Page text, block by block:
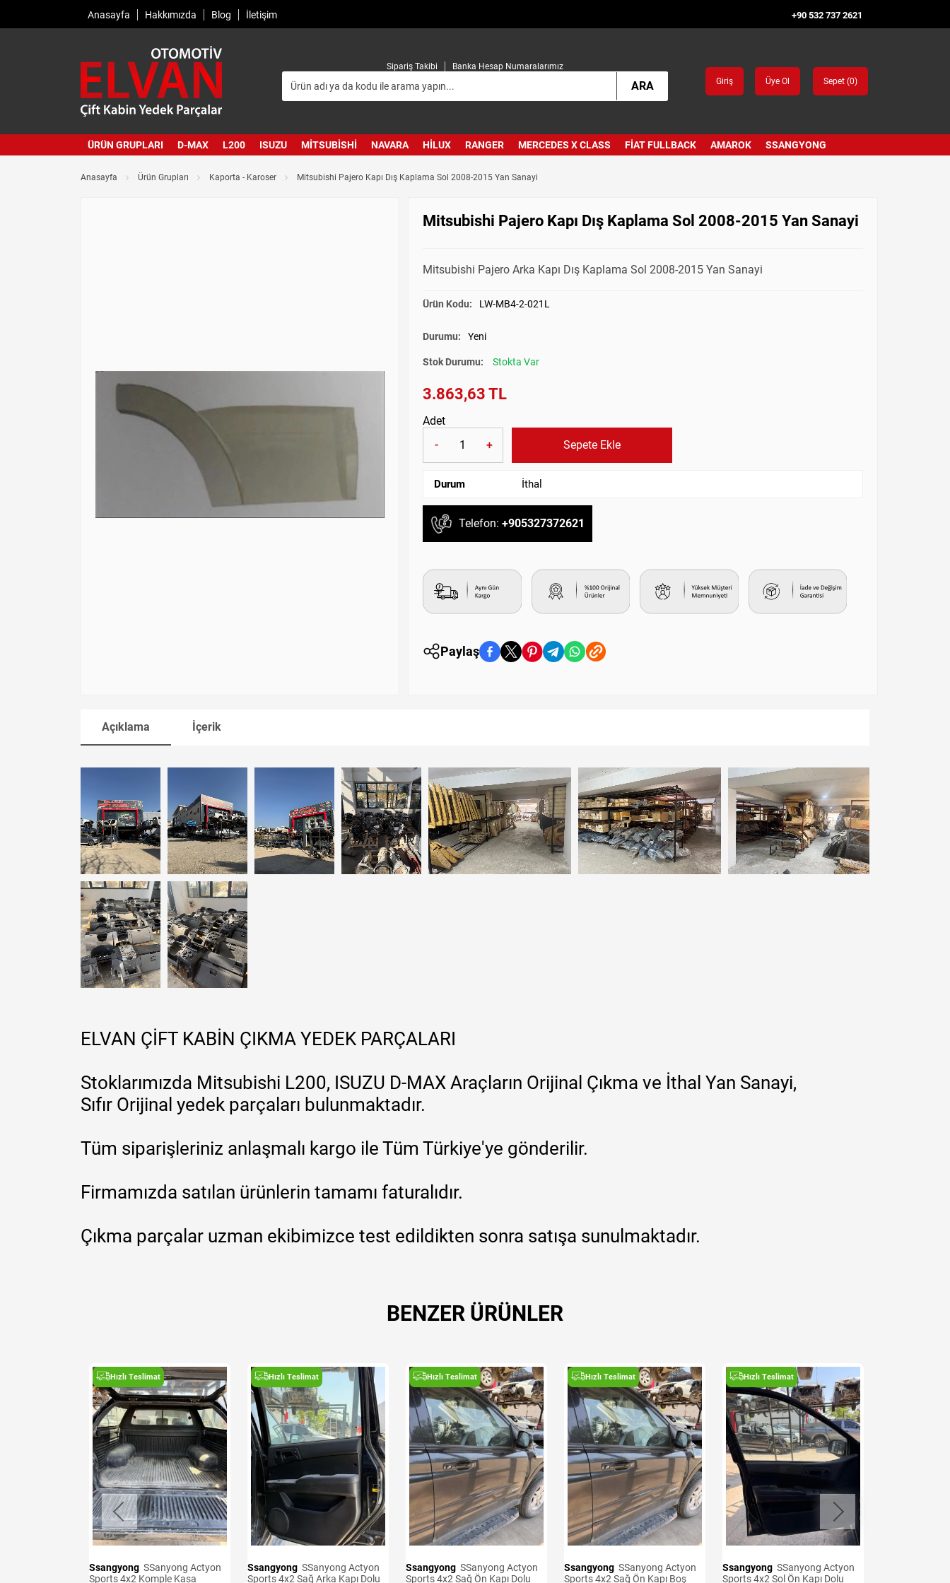
Anasayfa Hakkımızda Blog İletişim +90 532 737 2621
Sipariş Takibi Banka Hesap Numaralarımız
ARA Giriş Üye Ol Sepet (0)
ÜRÜN GRUPLARI D-MAX L200 ISUZU MITSUBISHI NAVARA HILUX RANGER MERCEDES X CLASS FIAT FULLBACK AMAROK SSANGYONG
Anasayfa Ürün Grupları Kaporta - Karoser Mitsubishi Pajero Kapı Dış Kaplama Sol 2008-2015 Yan Sanayi
Mitsubishi Pajero Kapı Dış Kaplama Sol 2008-2015 Yan Sanayi
Mitsubishi Pajero Arka Kapı Dış Kaplama Sol 2008-2015 Yan Sanayi
Ürün Kodu: LW-MB4-2-021L
Durumu: Yeni
Stok Durumu: Stokta Var
3.863,63 TL
Adet
-
+ Sepete Ekle
Durum İthal
Telefon: +905327372621
Paylaş
Açıklama İçerik
ELVAN ÇİFT KABİN ÇIKMA YEDEK PARÇALARI
Stoklarımızda Mitsubishi L200, ISUZU D-MAX Araçların Orijinal Çıkma ve İthal Yan Sanayi,
Sıfır Orijinal yedek parçaları bulunmaktadır.
Tüm siparişleriniz anlaşmalı kargo ile Tüm Türkiye'ye gönderilir.
Firmamızda satılan ürünlerin tamamı faturalıdır.
Çıkma parçalar uzman ekibimizce test edildikten sonra satışa sunulmaktadır.
BENZER ÜRÜNLER
Hızlı Teslimat
Ssangyong
Sports 4x2 Komple Kasa
Hızlı Teslimat
Ssangyong
Sports 4x2 Sağ Arka Kapı Dolu
Hızlı Teslimat
Ssangyong
Sports 4x2 Sağ Ön Kapı Dolu
Hızlı Teslimat
Ssangyong
Sports 4x2 Sağ Ön Kapı Boş
Hızlı Teslimat
Ssangyong
Sports 4x2 Sol Ön Kapı Dolu